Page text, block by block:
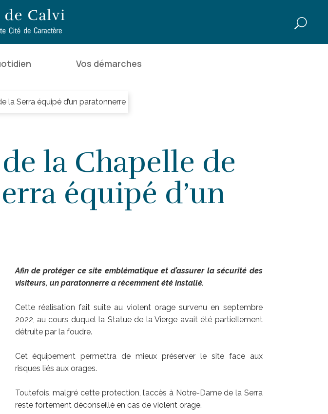
Vos démarches
la Serra équipé d’un paratonnerre
la Chapelle de
équipé d’un
Afin de protéger ce site emblématique et d’assurer la sécurité des
visiteurs, un paratonnerre a récemment été installé.
Cette réalisation fait suite au violent orage survenu en septembre
2022, au cours duquel la Statue de la Vierge avait été partiellement
détruite par la foudre.
Cet équipement permettra de mieux préserver le site face aux
risques liés aux orages.
Toutefois, malgré cette protection, l’accès à Notre-Dame de la Serra
reste fortement déconseillé en cas de violent orage.